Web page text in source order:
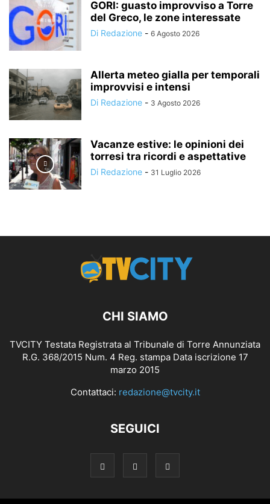
GORI: guasto improvviso a Torre
del Greco, le zone interessate
Di Redazione - 6 Agosto 2026
Allerta meteo gialla per temporali
improvvisi e intensi
Di Redazione - 3 Agosto 2026
Vacanze estive: le opinioni dei
torresi tra ricordi e aspettative
Di Redazione - 31 Luglio 2026
CHI SIAMO
TVCITY Testata Registrata al Tribunale di Torre Annunziata
R.G. 368/2015 Num. 4 Reg. stampa Data iscrizione 17
marzo 2015
Contattaci: redazione@tvcity.it
SEGUICI